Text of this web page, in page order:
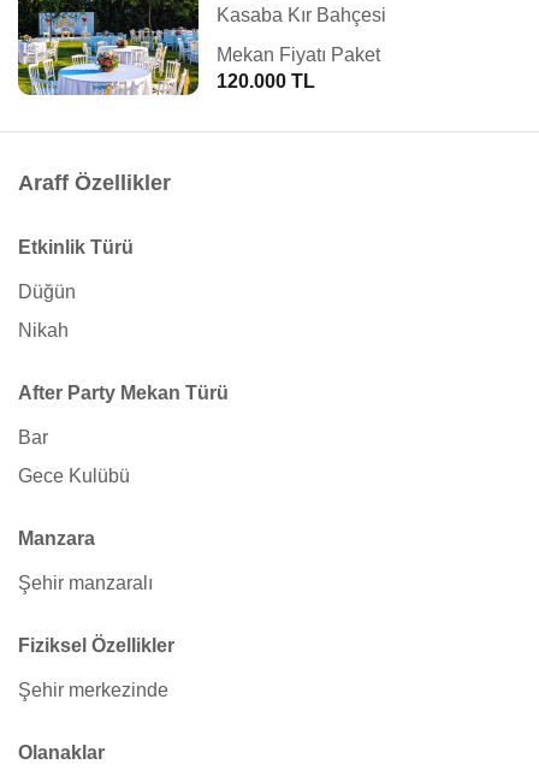
Kasaba Kır Bahçesi
Mekan Fiyatı Paket
120.000 TL
Araff Özellikler
Etkinlik Türü
Düğün
Nikah
After Party Mekan Türü
Bar
Gece Kulübü
Manzara
Şehir manzaralı
Fiziksel Özellikler
Şehir merkezinde
Olanaklar